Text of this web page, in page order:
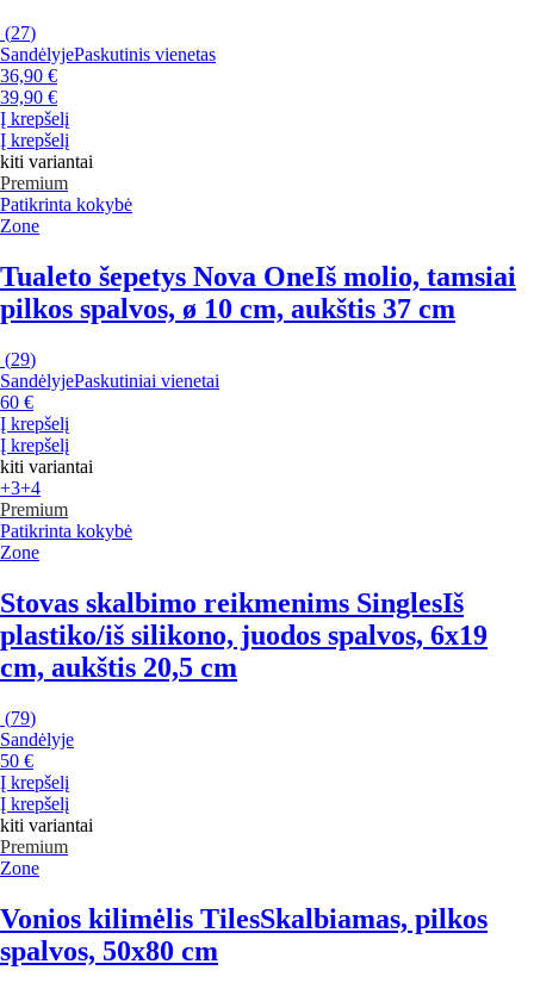
(27)
SandėlyjePaskutinis vienetas
36,90 €
39,90 €
Į krepšelį
Į krepšelį
kiti variantai
Premium
Patikrinta kokybė
Zone
Tualeto šepetys Nova OneIš molio, tamsiai
pilkos spalvos, ø 10 cm, aukštis 37 cm
(29)
SandėlyjePaskutiniai vienetai
60 €
Į krepšelį
Į krepšelį
kiti variantai
+3+4
Premium
Patikrinta kokybė
Zone
Stovas skalbimo reikmenims SinglesIš
plastiko/iš silikono, juodos spalvos, 6x19
cm, aukštis 20,5 cm
(79)
Sandėlyje
50 €
Į krepšelį
Į krepšelį
kiti variantai
Premium
Zone
Vonios kilimėlis TilesSkalbiamas, pilkos
spalvos, 50x80 cm